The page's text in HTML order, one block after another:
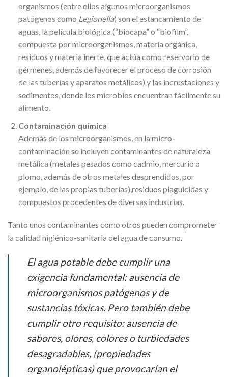
organismos (entre ellos algunos microorganismos
patógenos como Legionella) son el estancamiento de
aguas, la película biológica (“biocapa” o “biofilm”,
compuesta por microorganismos, materia orgánica,
residuos y materia inerte, que actúa como reservorio de
gérmenes, además de favorecer el proceso de corrosión
de las tuberías y aparatos metálicos) y las incrustaciones y
sedimentos, donde los microbios encuentran fácilmente su
alimento.
Contaminación química
Además de los microorganismos, en la micro-
contaminación se incluyen contaminantes de naturaleza
metálica (metales pesados como cadmio, mercurio o
plomo, además de otros metales desprendidos, por
ejemplo, de las propias tuberías),residuos plaguicidas y
compuestos procedentes de diversas industrias.
Tanto unos contaminantes como otros pueden comprometer
la calidad higiénico-sanitaria del agua de consumo.
El agua potable debe cumplir una
exigencia fundamental: ausencia de
microorganismos patógenos y de
sustancias tóxicas. Pero también debe
cumplir otro requisito: ausencia de
sabores, olores, colores o turbiedades
desagradables, (propiedades
organolépticas) que provocarían el